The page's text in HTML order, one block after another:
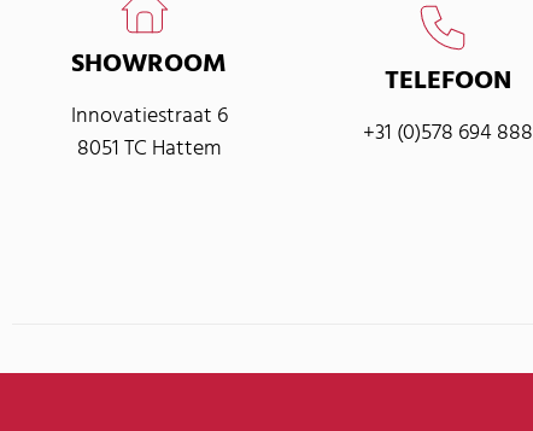
SHOWROOM
Innovatiestraat 6
8051 TC Hattem
TELEFOON
+31 (0)578 694 888